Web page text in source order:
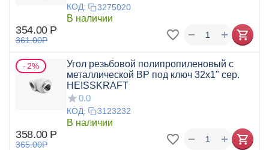
КОД: 3275020
В наличии
354.00 Р
361.00Р +
−
2%
Угол резьбовой полипропиленовый с
металлической ВР под ключ 32x1" сер.
HEISSKRAFT
0.0
КОД: 3123232
В наличии
358.00 Р
365.00Р +
−